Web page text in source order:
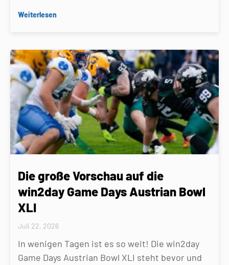
Weiterlesen
Die große Vorschau auf die
win2day Game Days Austrian Bowl
XLI
Juli 22, 2026
In wenigen Tagen ist es so weit! Die win2day
Game Days Austrian Bowl XLI steht bevor und